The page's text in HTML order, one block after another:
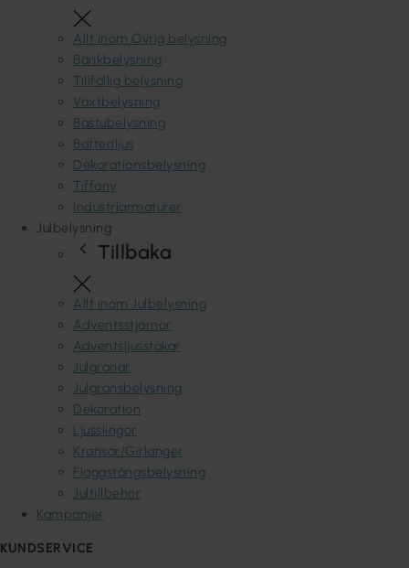
Allt inom Övrig belysning
Bänkbelysning
Tillfällig belysning
Växtbelysning
Bastubelysning
Batteriljus
Dekorationsbelysning
Tiffany
Industriarmaturer
Julbelysning
Tillbaka
Allt inom Julbelysning
Adventsstjärnor
Adventsljusstakar
Julgranar
Julgransbelysning
Dekoration
Ljusslingor
Kransar/Girlanger
Flaggstångsbelysning
Jultillbehör
Kampanjer
KUNDSERVICE